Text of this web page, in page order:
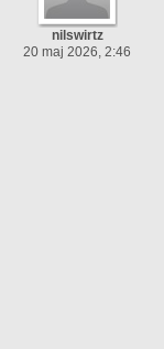
nilswirtz
20 maj 2026, 2:46